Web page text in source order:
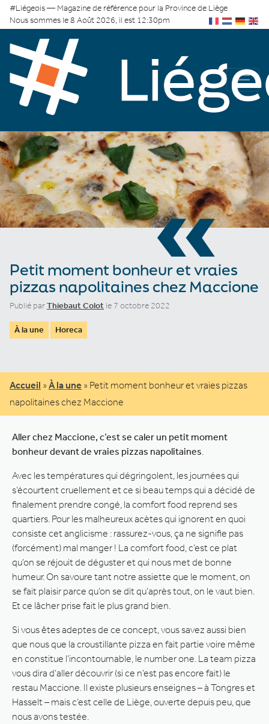
#Liégeois — Magazine de référence pour la Province de Liège
Nous sommes le 8 Août 2026, il est 12:30pm
«
Petit moment bonheur et vraies
pizzas napolitaines chez Maccione
Publié parThiebaut Colot le 7 octobre 2022
À la une Horeca
Accueil » À la une » Petit moment bonheur et vraies pizzas
napolitaines chez Maccione
Aller chez Maccione, c’est se caler un petit moment
bonheur devant de vraies pizzas napolitaines
Avec les températures qui dégringolent, les journées qui
s’écourtent cruellement et ce si beau temps qui a décidé de
finalement prendre congé, la comfort food reprend ses
quartiers. Pour les malheureux acètes qui ignorent en quoi
consiste cet anglicisme : rassurez-vous, ça ne signifie pas
(forcément) mal manger ! La comfort food, c’est ce plat
qu’on se réjouit de déguster et qui nous met de bonne
humeur. On savoure tant notre assiette que le moment, on
se fait plaisir parce qu’on se dit qu’après tout, on le vaut bien.
Et ce lâcher prise fait le plus grand bien.
Si vous êtes adeptes de ce concept, vous savez aussi bien
que nous que la croustillante pizza en fait partie voire même
en constitue l’incontournable, le number one. La team pizza
vous dira d’aller découvrir (si ce n’est pas encore fait) le
restau Maccione. Il existe plusieurs enseignes – à Tongres et
Hasselt – mais c’est celle de Liège, ouverte depuis peu, que
nous avons testée.